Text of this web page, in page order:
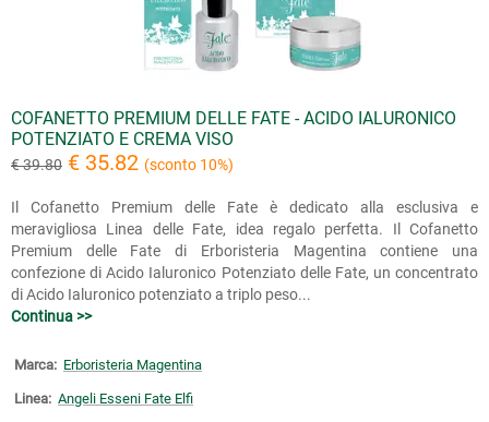
COFANETTO PREMIUM DELLE FATE - ACIDO IALURONICO
POTENZIATO E CREMA VISO
€ 39.80 € 35.82 (sconto 10%)
Il Cofanetto Premium delle Fate è dedicato alla esclusiva e
meravigliosa Linea delle Fate, idea regalo perfetta. Il Cofanetto
Premium delle Fate di Erboristeria Magentina contiene una
confezione di Acido Ialuronico Potenziato delle Fate, un concentrato
di Acido Ialuronico potenziato a triplo peso...
Continua >>
Marca: Erboristeria Magentina
Linea: Angeli Esseni Fate Elfi